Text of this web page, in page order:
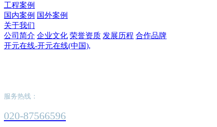
工程案例
国内案例 国外案例
关于我们
公司简介 企业文化 荣誉资质 发展历程 合作品牌
开元在线-开元在线(中国),
服务热线：
020-87566596